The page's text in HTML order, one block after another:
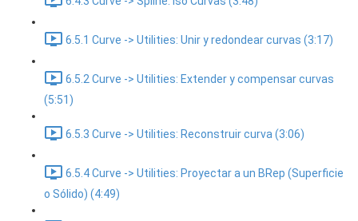
6.5.1 Curve -> Utilities: Unir y redondear curvas (3:17)
6.5.2 Curve -> Utilities: Extender y compensar curvas
(5:51)
6.5.3 Curve -> Utilities: Reconstruir curva (3:06)
6.5.4 Curve -> Utilities: Proyectar a un BRep (Superficie
o Sólido) (4:49)